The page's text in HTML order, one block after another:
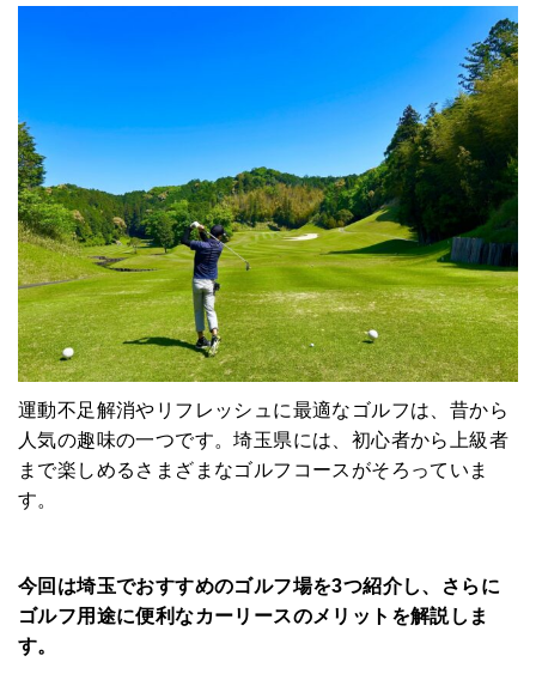
運動不足解消やリフレッシュに最適なゴルフは、昔から
人気の趣味の一つです。埼玉県には、初心者から上級者
まで楽しめるさまざまなゴルフコースがそろっていま
す。
今回は埼玉でおすすめのゴルフ場を3つ紹介し、さらに
ゴルフ用途に便利なカーリースのメリットを解説しま
す。